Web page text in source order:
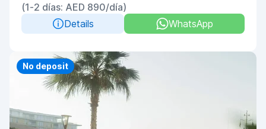
(1-2 días: AED 890/día)
Details
WhatsApp
Priority
No deposit